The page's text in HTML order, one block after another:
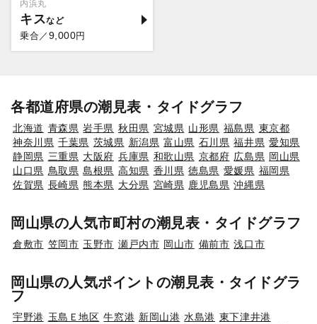
内浜丸
キス
乗合／ 9,000円
各都道府県の潮見表・タイドグラフ
北海道 青森県 岩手県 秋田県 宮城県 山形県 福島県 東京都
神奈川県 千葉県 茨城県 新潟県 富山県 石川県 福井県 愛知県
静岡県 三重県 大阪府 兵庫県 和歌山県 京都府 広島県 岡山県
山口県 鳥取県 島根県 高知県 香川県 徳島県 愛媛県 福岡県
佐賀県 長崎県 熊本県 大分県 宮崎県 鹿児島県 沖縄県
岡山県の人気市町村の潮見表・タイドグラフ
倉敷市 笠岡市 玉野市 瀬戸内市 岡山市 備前市 浅口市
岡山県の人気ポイントの潮見表・タイドグラ
フ
宇野港 玉島Ｅ地区 牛窓港 新岡山港 水島港 東下津井港